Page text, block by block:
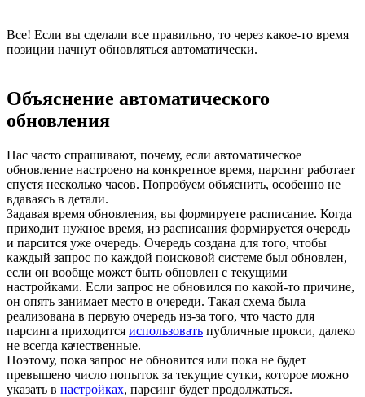
Все! Если вы сделали все правильно, то через какое-то время
позиции начнут обновляться автоматически.
Объяснение автоматического
обновления
Нас часто спрашивают, почему, если автоматическое
обновление настроено на конкретное время, парсинг работает
спустя несколько часов. Попробуем объяснить, особенно не
вдаваясь в детали.
Задавая время обновления, вы формируете расписание. Когда
приходит нужное время, из расписания формируется очередь
и парсится уже очередь. Очередь создана для того, чтобы
каждый запрос по каждой поисковой системе был обновлен,
если он вообще может быть обновлен с текущими
настройками. Если запрос не обновился по какой-то причине,
он опять занимает место в очереди. Такая схема была
реализована в первую очередь из-за того, что часто для
парсинга приходится использовать публичные прокси, далеко
не всегда качественные.
Поэтому, пока запрос не обновится или пока не будет
превышено число попыток за текущие сутки, которое можно
указать в настройках, парсинг будет продолжаться.